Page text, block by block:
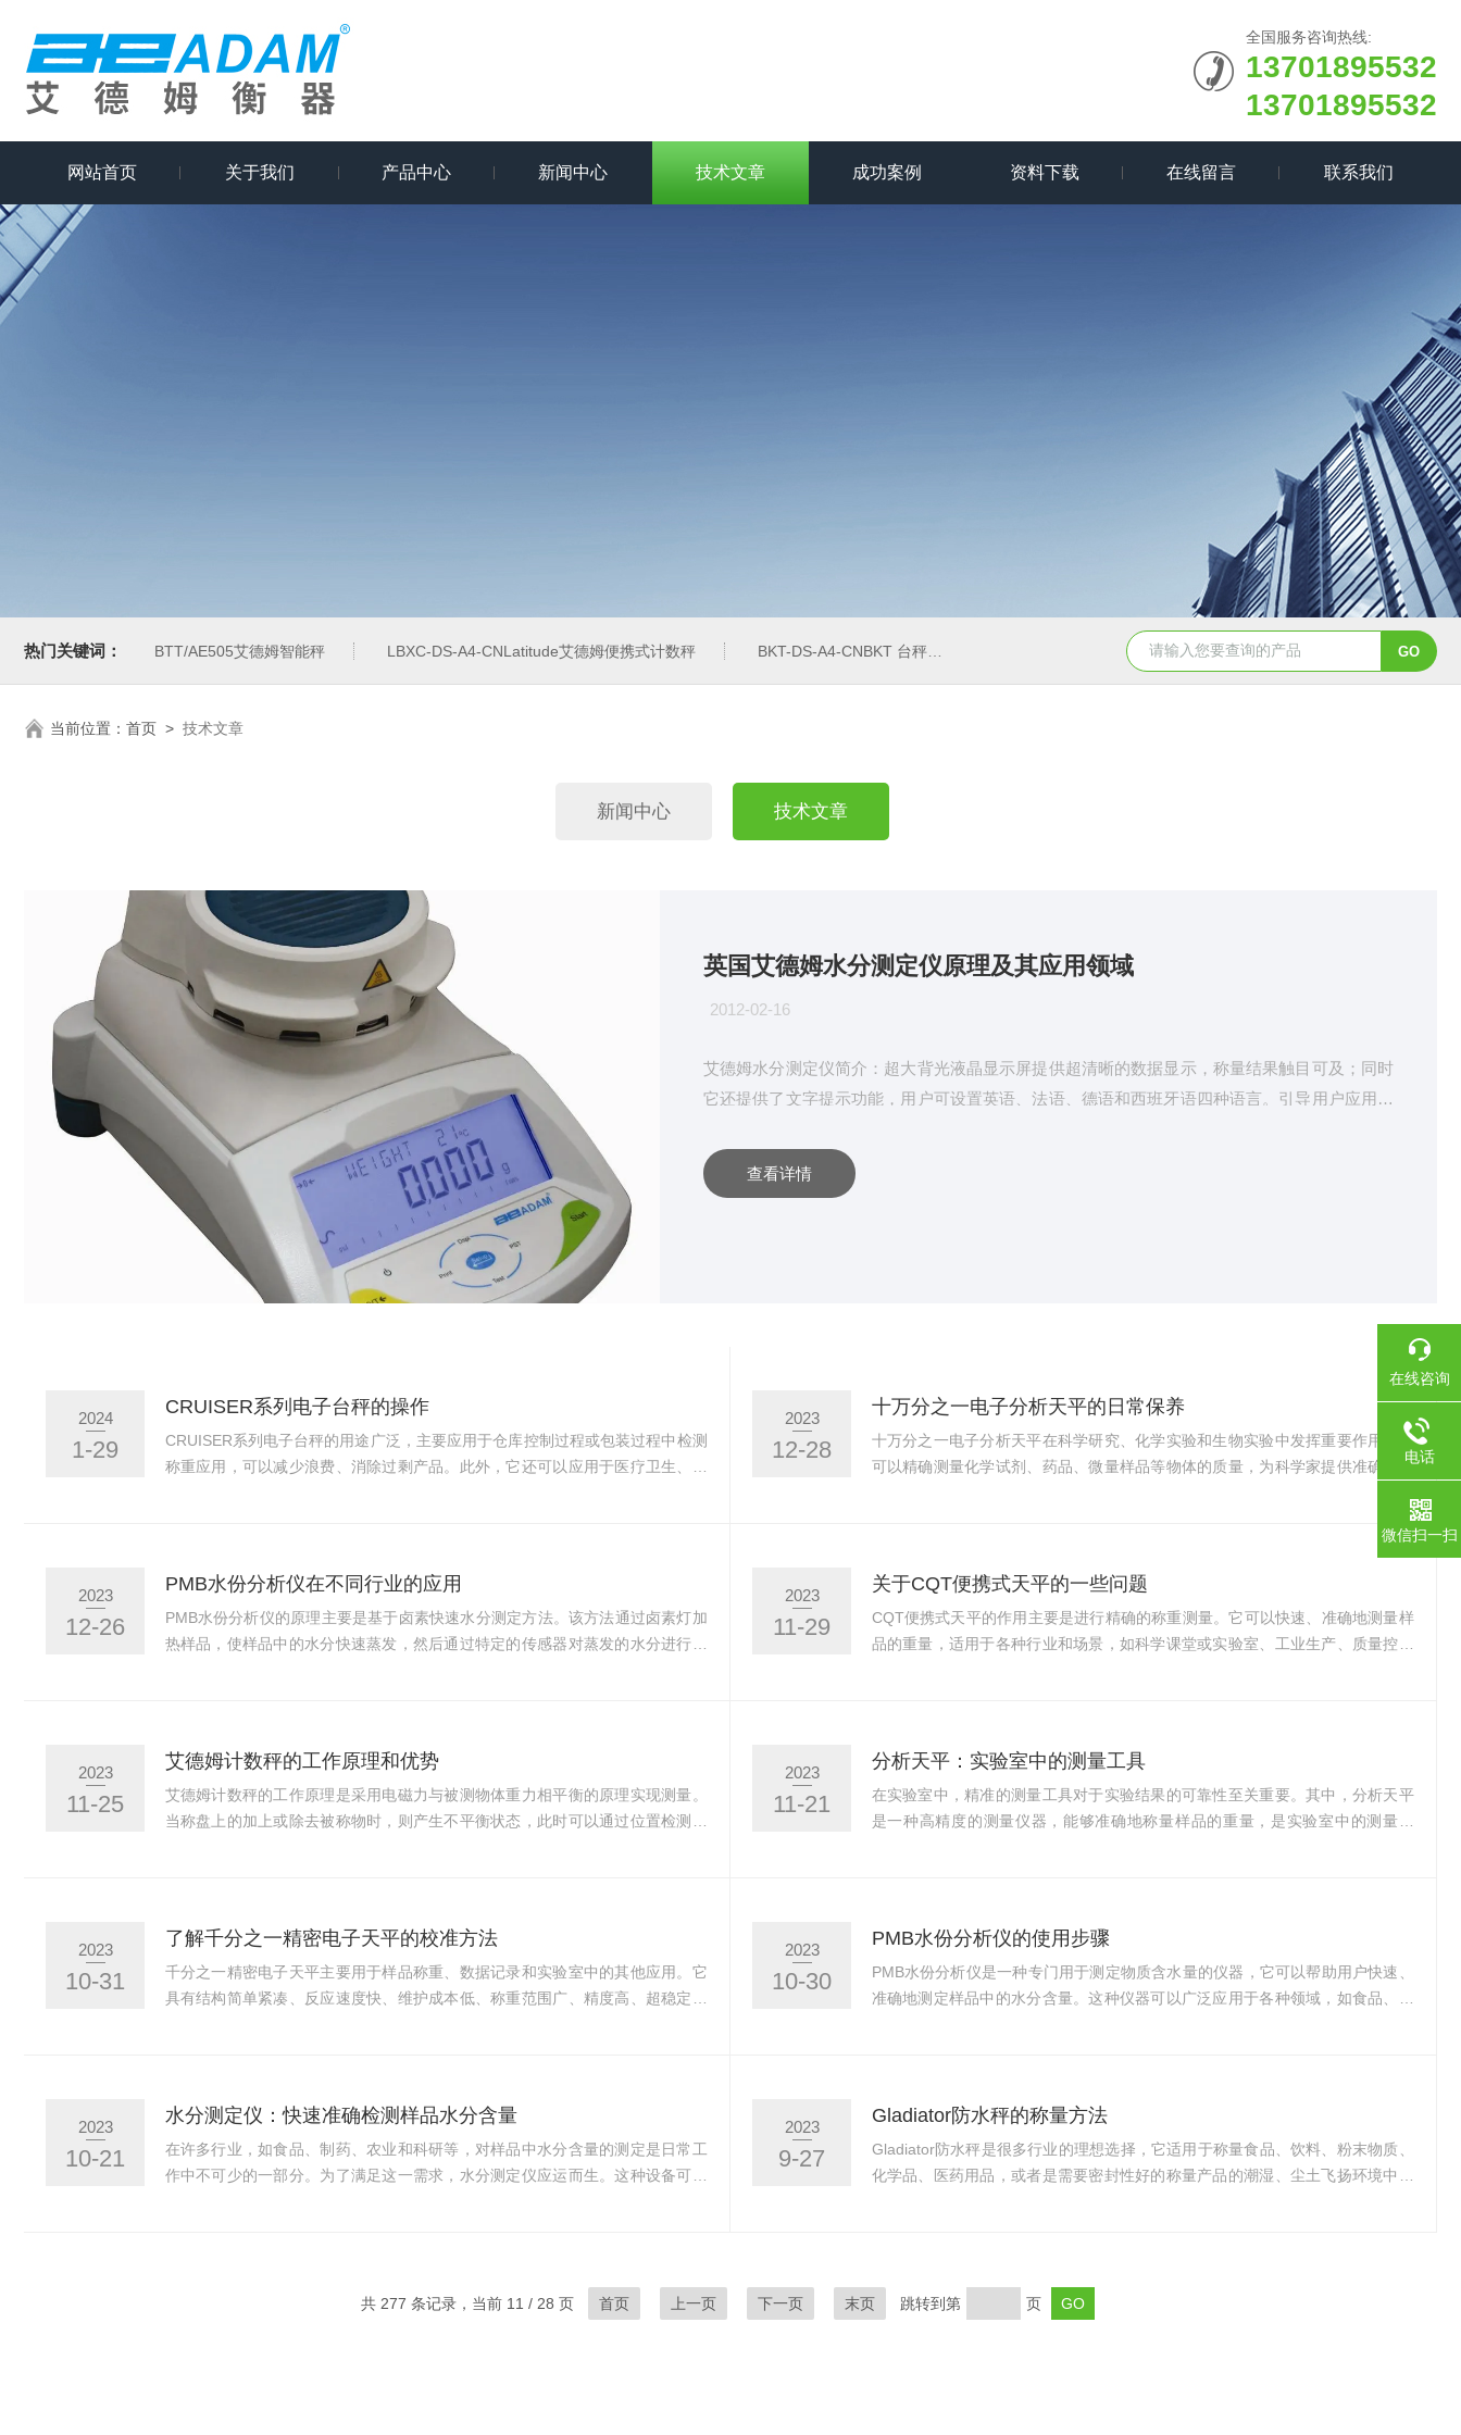
全国服务咨询热线:
13701895532
13701895532
网站首页 关于我们 产品中心 新闻中心 技术文章 成功案例 资料下载 在线留言 联系我们
热门关键词： BTT/AE505艾德姆智能秤 LBXC-DS-A4-CNLatitude艾德姆便携式计数秤 BKT-DS-A4-CNBKT 台秤、落地秤 BCT-DS-A4-CNBCT 平台、落地计数秤 AE504-
当前位置： 首页 > 技术文章
新闻中心 技术文章
英国艾德姆水分测定仪原理及其应用领域
2012-02-16
艾德姆水分测定仪简介：超大背光液晶显示屏提供超清晰的数据显示，称量结果触目可及；同时
它还提供了文字提示功能，用户可设置英语、法语、德语和西班牙语四种语言。引导用户应用功
可用称重范围和实际使用称量能力间的关系。天平还具备了16种称量单位，一个用户自定义单
位，全金属外壳，RS-232双向数据传输接口，底部称重功能等。艾德姆衡器制作和销售的精密天
查看详情
2024
1-29
CRUISER系列电子台秤的操作
CRUISER系列电子台秤的用途广泛，主要应用于仓库控制过程或包装过程中检测
称重应用，可以减少浪费、消除过剩产品。此外，它还可以应用于医疗卫生、食
设范围，具有便捷性和直观性。其存储和调取多种产品的查找和单重数据，有效
提高生产和仓库应用中的工作效率。CRUISER系...
2023
12-28
十万分之一电子分析天平的日常保养
十万分之一电子分析天平在科学研究、化学实验和生物实验中发挥重要作用。它
可以精确测量化学试剂、药品、微量样品等物体的质量，为科学家提供准确的数
醇，轻轻擦拭天平的表面和各个部位，以确保没有灰尘和污垢。注意不要使用过
于湿润的布或棉球，以免水分残留在天平内部引起问题。2.检查传感器：定期检
查天平的传感器是否清洁，确保没有异物或污染。如有必要，可以清洁传感器，
但要使用适当的清洁剂并遵循生产商的指导。3.校准天平：根据...
2023
12-26
PMB水份分析仪在不同行业的应用
PMB水份分析仪的原理主要是基于卤素快速水分测定方法。该方法通过卤素灯加
热样品，使样品中的水分快速蒸发，然后通过特定的传感器对蒸发的水分进行测
质的水份含量，以确保产品质量和生产的稳定性。在食品行业，PMB水份分析仪
可用于检测食品中的水分含量，如面粉、谷物、肉类等，以控...
2023
11-29
关于CQT便携式天平的一些问题
CQT便携式天平的作用主要是进行精确的称重测量。它可以快速、准确地测量样
品的重量，适用于各种行业和场景，如科学课堂或实验室、工业生产、质量控制
同的称重需求。一些问题：1.精度问题：便携式天平的精度通常受到多种因素的
影响，例如使用环境、操作方法、测量范围等。为了获得更准...
2023
11-25
艾德姆计数秤的工作原理和优势
艾德姆计数秤的工作原理是采用电磁力与被测物体重力相平衡的原理实现测量。
当称盘上的加上或除去被称物时，则产生不平衡状态，此时可以通过位置检测器
好：艾德姆计数秤具有优秀的稳定性和可靠性，可以在各种环境下保持精确的测
量结果，同时具有较长的使用寿命。3.操作简便：艾德姆计数...
2023
11-21
分析天平：实验室中的测量工具
在实验室中，精准的测量工具对于实验结果的可靠性至关重要。其中，分析天平
是一种高精度的测量仪器，能够准确地称量样品的重量，是实验室中的测量工
化操作：具有自动校准、自动温度补偿、自动去皮等功能，能够自动修正测量误
差，保证测量的准确性。多功能显示：配备大屏幕液晶显示屏，可...
2023
10-31
了解千分之一精密电子天平的校准方法
千分之一精密电子天平主要用于样品称重、数据记录和实验室中的其他应用。它
具有结构简单紧凑、反应速度快、维护成本低、称重范围广、精度高、超稳定、
1.调整水平：确保电子天平在使用前已经调整到水平位置，如果天平不水平，不
仅会影响称量的准确性，严重时还可能损坏天平。2.预热：在使用...
2023
10-30
PMB水份分析仪的使用步骤
PMB水份分析仪是一种专门用于测定物质含水量的仪器，它可以帮助用户快速、
准确地测定样品中的水分含量。这种仪器可以广泛应用于各种领域，如食品、药
要求，将PMB水份分析仪准备好。确保所有的部件都已正确安装，并且仪器处于
清洁、干燥的状态。3.校准仪器：在使用PMB水份分...
2023
10-21
水分测定仪：快速准确检测样品水分含量
在许多行业，如食品、制药、农业和科研等，对样品中水分含量的测定是日常工
作中不可少的一部分。为了满足这一需求，水分测定仪应运而生。这种设备可以
求。其中，干燥法是常用的方法之一。它通过加热样品至一定温度并...
2023
9-27
Gladiator防水秤的称量方法
Gladiator防水秤是很多行业的理想选择，它适用于称量食品、饮料、粉末物质、
化学品、医药用品，或者是需要密封性好的称量产品的潮湿、尘土飞扬环境中。
电源，防水秤需要插上电源并打开电源开...
共 277 条记录，当前 11 / 28 页 首页 上一页 下一页 末页 跳转到第 页
在线咨询
电话
微信扫一扫